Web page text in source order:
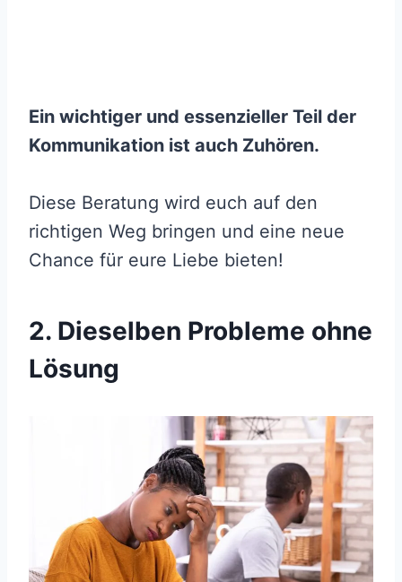
Ein wichtiger und essenzieller Teil der
Kommunikation ist auch Zuhören.
Diese Beratung wird euch auf den
richtigen Weg bringen und eine neue
Chance für eure Liebe bieten!
2. Dieselben Probleme ohne
Lösung